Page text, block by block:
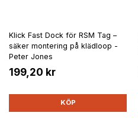
Klick Fast Dock för RSM Tag –
säker montering på klädloop -
Peter Jones
199,20 kr
KÖP